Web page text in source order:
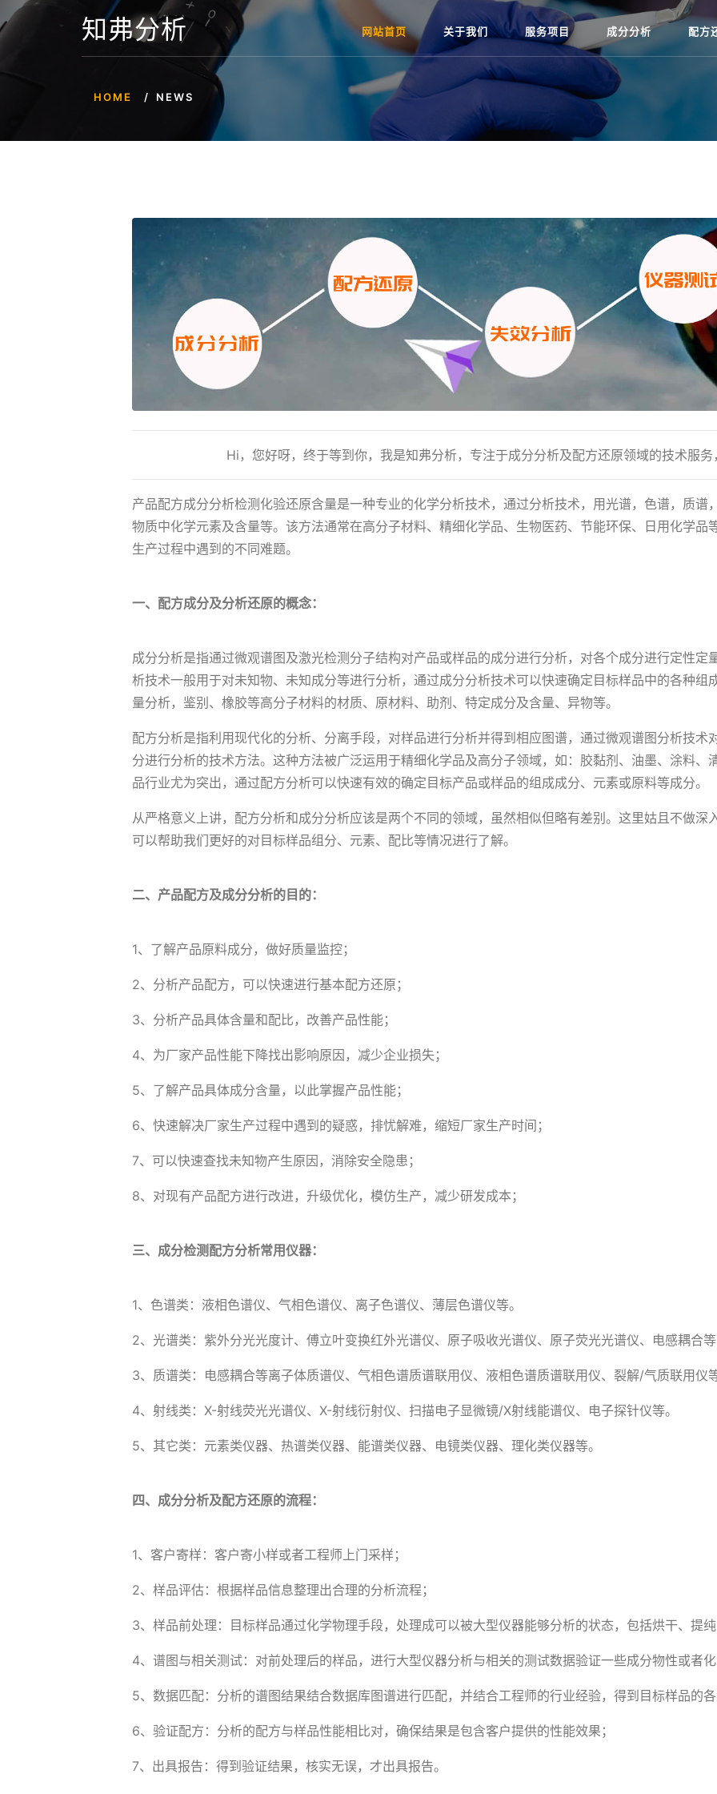
知弗分析 网站首页 关于我们 服务项目 成分分析 配方
HOME NEWS
Hi，您好呀，终于等到你，我是知弗分析，专注于成分分析及配方还原领域的技术服
产品配方成分分析检测化验还原含量是一种专业的化学分析技术，通过分析技术，用光谱，色谱，质谱
物质中化学元素及含量等。该方法通常在高分子材料、精细化学品、生物医药、节能环保、日用化学品
生产过程中遇到的不同难题。
一、配方成分及分析还原的概念：
成分分析是指通过微观谱图及激光检测分子结构对产品或样品的成分进行分析，对各个成分进行定性定
析技术一般用于对未知物、未知成分等进行分析，通过成分分析技术可以快速确定目标样品中的各种组
量分析，鉴别、橡胶等高分子材料的材质、原材料、助剂、特定成分及含量、异物等。
配方分析是指利用现代化的分析、分离手段，对样品进行分析并得到相应图谱，通过微观谱图分析技术
分进行分析的技术方法。这种方法被广泛运用于精细化学品及高分子领域，如：胶黏剂、油墨、涂料、
品行业尤为突出，通过配方分析可以快速有效的确定目标产品或样品的组成成分、元素或原料等成分。
从严格意义上讲，配方分析和成分分析应该是两个不同的领域，虽然相似但略有差别。这里姑且不做深
可以帮助我们更好的对目标样品组分、元素、配比等情况进行了解。
二、产品配方及成分分析的目的：
1、了解产品原料成分，做好质量监控；
2、分析产品配方，可以快速进行基本配方还原；
3、分析产品具体含量和配比，改善产品性能；
4、为厂家产品性能下降找出影响原因，减少企业损失；
5、了解产品具体成分含量，以此掌握产品性能；
6、快速解决厂家生产过程中遇到的疑惑，排忧解难，缩短厂家生产时间；
7、可以快速查找未知物产生原因，消除安全隐患；
8、对现有产品配方进行改进，升级优化，模仿生产，减少研发成本；
三、成分检测配方分析常用仪器：
1、色谱类：液相色谱仪、气相色谱仪、离子色谱仪、薄层色谱仪等。
2、光谱类：紫外分光光度计、傅立叶变换红外光谱仪、原子吸收光谱仪、原子荧光光谱仪、电感耦合等
3、质谱类：电感耦合等离子体质谱仪、气相色谱质谱联用仪、液相色谱质谱联用仪、裂解/气质联用仪等
4、射线类：X-射线荧光光谱仪、X-射线衍射仪、扫描电子显微镜/X射线能谱仪、电子探针仪等。
5、其它类：元素类仪器、热谱类仪器、能谱类仪器、电镜类仪器、理化类仪器等。
四、成分分析及配方还原的流程：
1、客户寄样：客户寄小样或者工程师上门采样；
2、样品评估：根据样品信息整理出合理的分析流程；
3、样品前处理：目标样品通过化学物理手段，处理成可以被大型仪器能够分析的状态，包括烘干、提
4、谱图与相关测试：对前处理后的样品，进行大型仪器分析与相关的测试数据验证一些成分物性或者化
5、数据匹配：分析的谱图结果结合数据库图谱进行匹配，并结合工程师的行业经验，得到目标样品的
6、验证配方：分析的配方与样品性能相比对，确保结果是包含客户提供的性能效果；
7、出具报告：得到验证结果，核实无误，才出具报告。